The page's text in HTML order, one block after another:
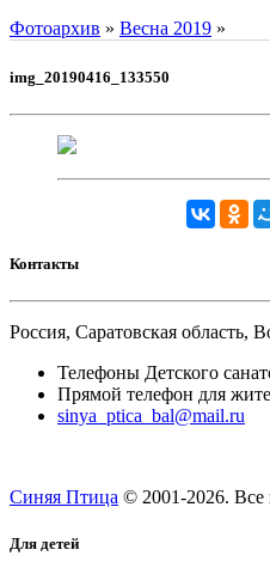
Фотоархив » Весна 2019 »
img_20190416_133550
Контакты
Россия, Саратовская область,
Телефоны Детского
Прямой телефон для
sinya_ptica_bal@mail.ru
Синяя Птица © 2001-2026.
Для детей